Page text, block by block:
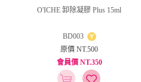
O'ICHE 卸除凝膠 Plus 15ml
BD003
原價 NT.500
會員價 NT.350